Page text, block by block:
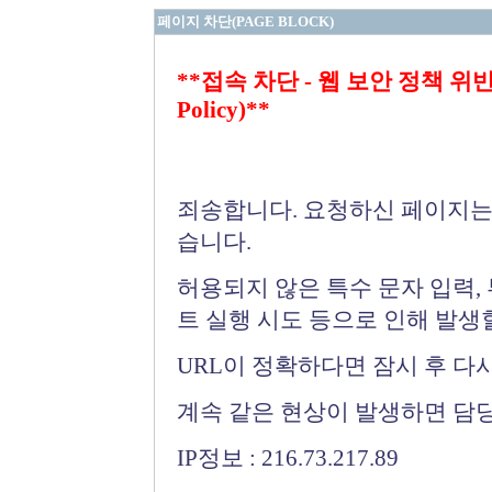
페이지 차단(PAGE BLOCK)
**접속 차단 - 웹 보안 정책 위
Policy)**
죄송합니다. 요청하신 페이지
습니다.
허용되지 않은 특수 문자 입력
트 실행 시도 등으로 인해 발생
URL이 정확하다면 잠시 후 다
계속 같은 현상이 발생하면 담
IP정보 : 216.73.217.89